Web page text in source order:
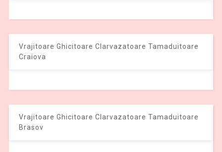
Vrajitoare Ghicitoare Clarvazatoare Tamaduitoare
Craiova
Vrajitoare Ghicitoare Clarvazatoare Tamaduitoare
Brasov